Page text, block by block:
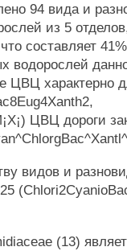
94 вида и
из 5
составляет
водорослей
ЦВЦ характерно
ЦВЦ дороги
видов и
(13)